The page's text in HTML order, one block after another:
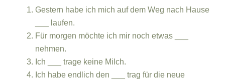
Gestern habe ich mich auf dem Weg nach Hause
___ laufen.
Für morgen möchte ich mir noch etwas ___
nehmen.
Ich ___ trage keine Milch.
Ich habe endlich den ___ trag für die neue